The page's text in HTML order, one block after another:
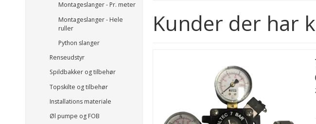
Montageslanger - Pr. meter
Montageslanger - Hele
ruller
Python slanger
Renseudstyr
Spildbakker og tilbehør
Topskilte og tilbehør
Installations materiale
Øl pumpe og FOB
Kunder der har